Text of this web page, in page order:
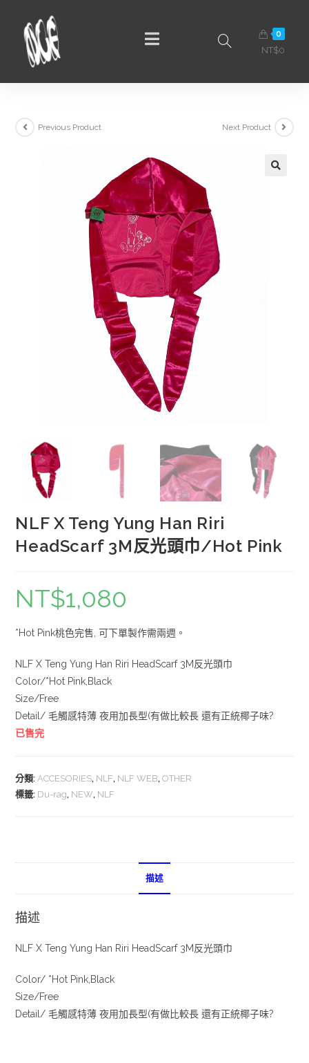
0
NT$0
Previous Product Next Product
NLF X Teng Yung Han Riri
HeadScarf 3M反光頭巾/Hot Pink
NT$1,080
*Hot Pink桃色完售, 可下單製作需兩週。
NLF X Teng Yung Han Riri HeadScarf 3M反光頭巾
Color/*Hot Pink,Black
Size/Free
Detail/ 毛觸感特薄 夜用加長型(有做比較長 還有正統椰子味?
已售完
分類: ACCESORIES, NLF, NLF WEB,OTHER
標籤: Du-rag, NEW, NLF
描述
描述
NLF X Teng Yung Han Riri HeadScarf 3M反光頭巾
Color/ *Hot Pink,Black
Size/Free
Detail/ 毛觸感特薄 夜用加長型(有做比較長 還有正統椰子味?